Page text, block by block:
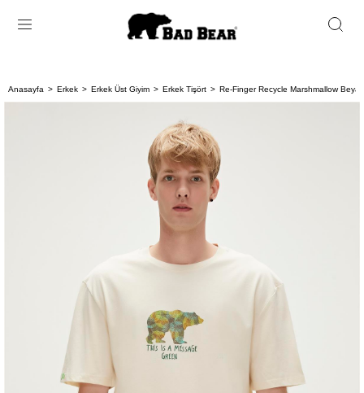
Anasayfa Erkek Erkek Üst Giyim Erkek Tişört Re-Finger Recycle Marshmallow